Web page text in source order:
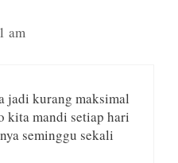
am
jadi kurang maksimal
kita mandi setiap hari
seminggu sekali